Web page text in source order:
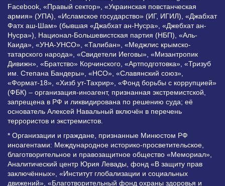
Facebook, «Правый сектор», «Украинская повстанческая
армия» (УПА), «Исламское государство» (ИГ, ИГИЛ), «Джабхат
Фатх аш-Шам» (бывшая «Джабхат ан-Нусра», «Джебхат ан-
Нусра»), Национал-Большевистская партия (НБП), «Аль-
Каида», «УНА-УНСО», «Талибан», «Меджлис крымско-
татарского народа», «Свидетели Иеговы», «Мизантропик
Дивижн», «Братство» Корчинского, «Артподготовка», «Тризуб
им. Степана Бандеры», «НСО», «Славянский союз»,
«Формат-18», «Хизб ут-Тахрир», «Фонд борьбы с коррупцией»
(ФБК) – организация-иноагент, признанная экстремистской,
запрещена в РФ и ликвидирована по решению суда; её
основатель Алексей Навальный включён в перечень
террористов и экстремистов.
* Организации и граждане, признанные Минюстом РФ
иноагентами: Международное историко-просветительское,
благотворительное и правозащитное общество «Мемориал»,
Аналитический центр Юрия Левады, фонд «В защиту прав
заключённых», «Институт глобализации и социальных
движений», «Благотворительный фонд охраны здоровья и